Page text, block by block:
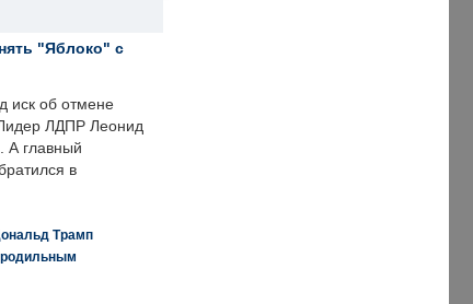
"Яблоко" с
иск об отмене
Лидер ЛДПР Леонид
А главный
в
Трамп